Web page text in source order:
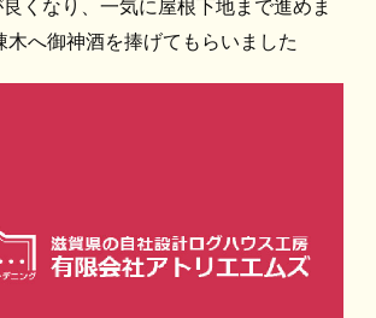
くなり、一気に屋根下地まで進めま
木へ御神酒を捧げてもらいました